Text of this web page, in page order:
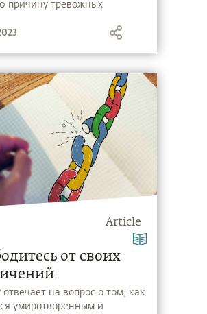
причину тревожных
йогический выход из этого
Article
от своих
отвечает на вопрос о том, как
умиротворенным и